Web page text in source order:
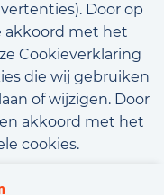
Door op
akkoord met het
Cookieverklaring
die wij gebruiken
of wijzigen. Door
akkoord met het
cookies.